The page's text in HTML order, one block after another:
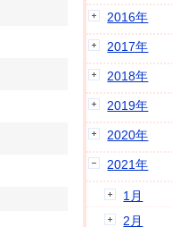
2016年
2017年
2018年
2019年
2020年
2021年
1月
2月